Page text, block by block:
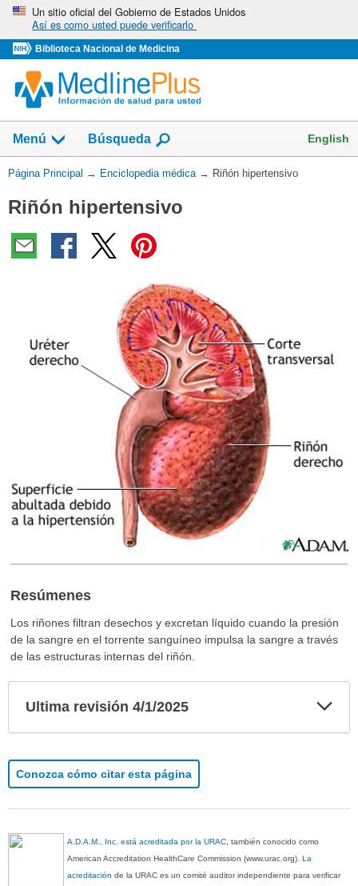
Omita
vaya
al
Contenido
Un sitio oficial del Gobierno de Estados Unidos
Así es como usted puede verificarlo
Biblioteca Nacional de Medicina
Menú Búsqueda English
Usted
aquí:
Página Principal → Enciclopedia médica → Riñón hipertensivo
Riñón hipertensivo
Resúmenes
Los riñones filtran desechos y excretan líquido cuando la presión
de la sangre en el torrente sanguíneo impulsa la sangre a través
de las estructuras internas del riñón.
Ultima revisión 4/1/2025
Conozca cómo citar esta página
A.D.A.M., Inc. está acreditada por la URAC , también conocido como
American Accreditation HealthCare Commission (www.urac.org).La
acreditación de la URAC es un comité auditor independiente para verificar